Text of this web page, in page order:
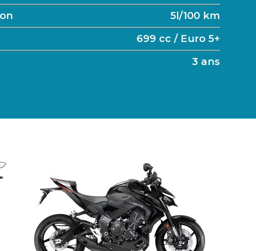
5l/100 km
699 cc / Euro 5+
3 ans